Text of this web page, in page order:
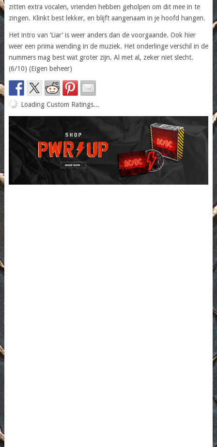
zitten extra vocalen, vrienden hebben geholpen om dit mee in te
zingen. Klinkt best lekker, en blijft aangenaam in je hoofd hangen.
Het intro van ‘Liar’ is weer anders dan de voorgaande. Ook hier
weer een prima wending in de muziek. Het onderlinge verschil in de
nummers mag best wat groter zijn. Al met al, zeker niet slecht.
(6/10) (Eigen beheer)
Loading Custom Ratings...